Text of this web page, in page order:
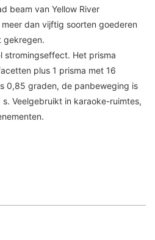
beam van Yellow River
dan vijftig soorten goederen
gekregen.
stromingseffect. Het prisma
plus 1 prisma met 16
0,85 graden, de panbeweging is
Veelgebruikt in karaoke-ruimtes,